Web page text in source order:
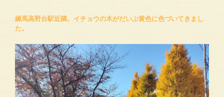
練馬高野台駅近隣。イチョウの木がだいぶ黄色に色づいてきまし
た。